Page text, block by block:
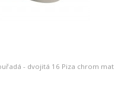
- dvojitá 16 Piza chrom mat